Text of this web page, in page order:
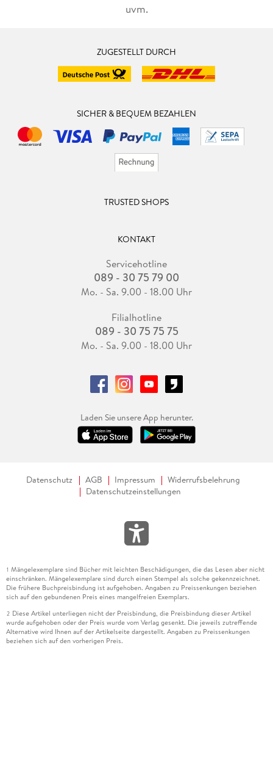
uvm.
ZUGESTELLT DURCH
SICHER & BEQUEM BEZAHLEN
TRUSTED SHOPS
KONTAKT
Servicehotline
089 - 30 75 79 00
Mo. - Sa. 9.00 - 18.00 Uhr
Filialhotline
089 - 30 75 75 75
Mo. - Sa. 9.00 - 18.00 Uhr
Laden Sie unsere App herunter.
Datenschutz AGB Impressum
Widerrufsbelehrung
Datenschutzeinstellungen
1 Mängelexemplare sind Bücher mit leichten Beschädigungen, die das Lesen aber nicht
einschränken. Mängelexemplare sind durch einen Stempel als solche gekennzeichnet.
Die frühere Buchpreisbindung ist aufgehoben. Angaben zu Preissenkungen beziehen
sich auf den gebundenen Preis eines mangelfreien Exemplars.
2 Diese Artikel unterliegen nicht der Preisbindung, die Preisbindung dieser Artikel
wurde aufgehoben oder der Preis wurde vom Verlag gesenkt. Die jeweils zutreffende
Alternative wird Ihnen auf der Artikelseite dargestellt. Angaben zu Preissenkungen
beziehen sich auf den vorherigen Preis.